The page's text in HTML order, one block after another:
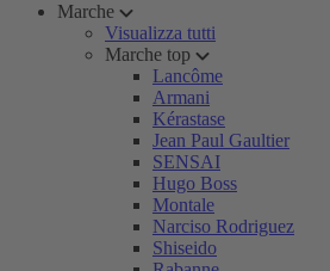
Marche
Visualizza tutti
Marche top
Lancôme
Armani
Kérastase
Jean Paul Gaultier
SENSAI
Hugo Boss
Montale
Narciso Rodriguez
Shiseido